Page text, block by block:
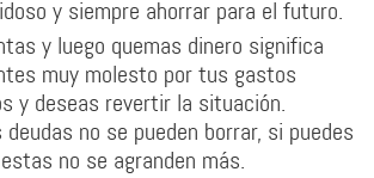
y siempre ahorrar para el futuro.
y luego quemas dinero significa
muy molesto por tus gastos
y deseas revertir la situación.
deudas no se pueden borrar, si puedes
no se agranden más.